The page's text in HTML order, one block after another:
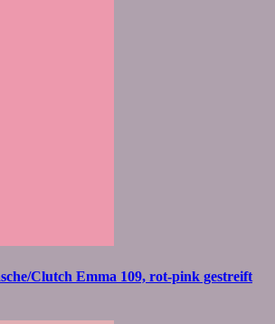
Clutch Emma 109, rot-pink gestreift